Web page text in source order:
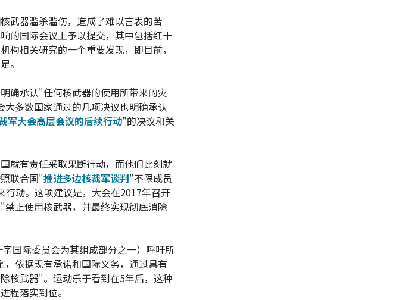
武器滥杀滥伤，造成了难以言表的苦
的国际会议上予以提交，其中包括红十
构相关研究的一个重要发现，即目前，
。
确承认"任何核武器的使用所带来的灾
多数国家通过的几项决议也明确承认
军大会高层会议的后续行动"的决议和关
就有责任采取果断行动，而他们此刻就
联合国"推进多边核裁军谈判"不限成员
动。这项建议是，大会在2017年召开
止使用核武器，并最终实现彻底消除
国际委员会为其组成部分之一）呼吁所
依据现有承诺和国际义务，通过具有
核武器"。运动乐于看到在5年后，这种
程落实到位。